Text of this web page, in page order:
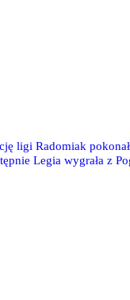
ligi Radomiak
Legia wygrała z